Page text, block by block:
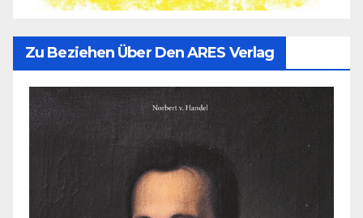
Zu Beziehen Über Den ARES Verlag